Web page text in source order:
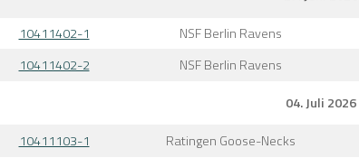
10411402-1 NSF Berlin Ravens
10411402-2 NSF Berlin Ravens
04. Juli 2026
10411103-1 Ratingen Goose-Necks